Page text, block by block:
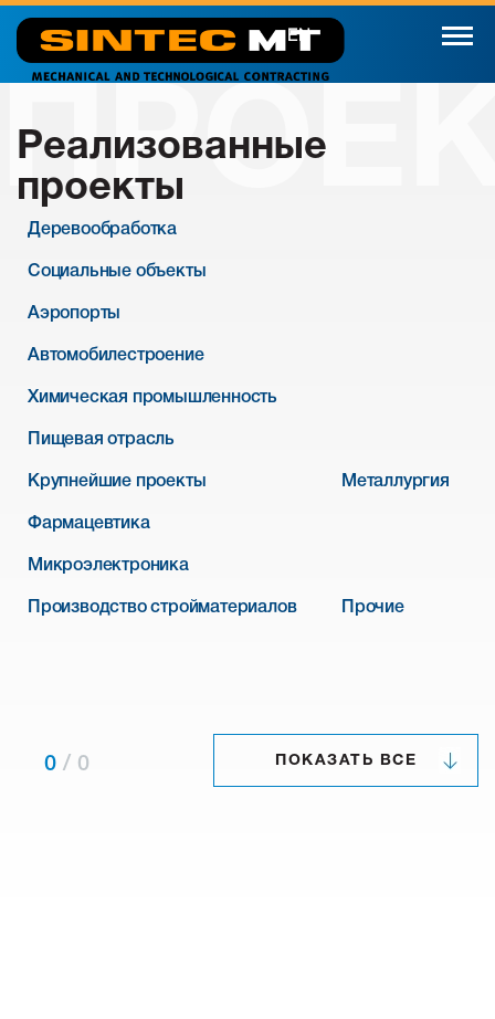
EN
Реализованные
проекты
Деревообработка
Социальные объекты
Аэропорты
Автомобилестроение
Химическая промышленность
Пищевая отрасль
Крупнейшие проекты Металлургия
Фармацевтика
Микроэлектроника
Производство стройматериалов Прочие
0 / 0 ПОКАЗАТЬ ВСЕ